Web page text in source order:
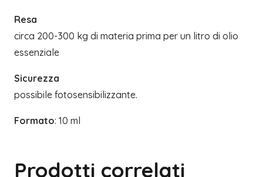
Resa
circa 200-300 kg di materia prima per un litro di olio
essenziale
Sicurezza
possibile fotosensibilizzante.
Formato: 10 ml
Prodotti correlati